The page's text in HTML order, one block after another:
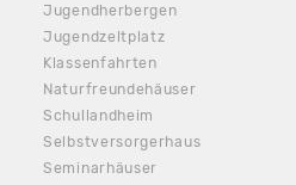
Jugendherbergen
Jugendzeltplatz
Klassenfahrten
Naturfreundehäuser
Schullandheim
Selbstversorgerhaus
Seminarhäuser